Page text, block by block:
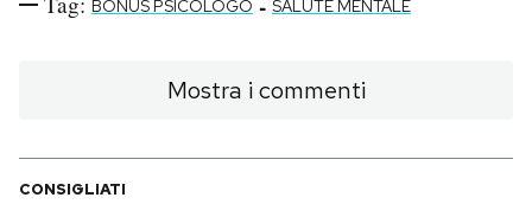
BONUS PSICOLOGO SALUTE MENTALE
Mostra i commenti
CONSIGLIATI